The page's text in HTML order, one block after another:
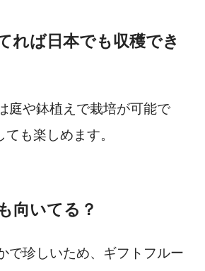
れば日本でも収穫でき
庭や鉢植えで栽培が可能で
も楽しめます。
向いてる？
で珍しいため、ギフトフルー